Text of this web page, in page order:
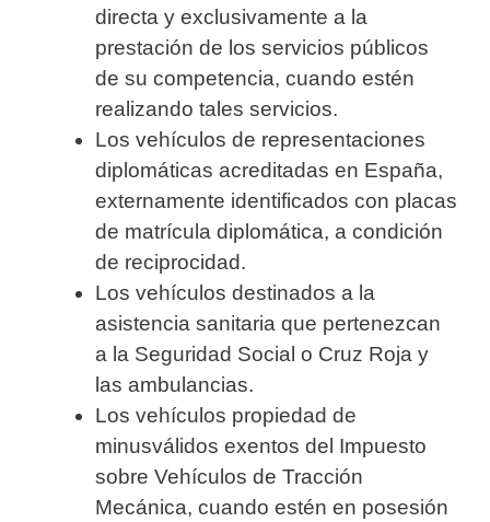
directa y exclusivamente a la
prestación de los servicios públicos
de su competencia, cuando estén
realizando tales servicios.
Los vehículos de representaciones
diplomáticas acreditadas en España,
externamente identificados con placas
de matrícula diplomática, a condición
de reciprocidad.
Los vehículos destinados a la
asistencia sanitaria que pertenezcan
a la Seguridad Social o Cruz Roja y
las ambulancias.
Los vehículos propiedad de
minusválidos exentos del Impuesto
sobre Vehículos de Tracción
Mecánica, cuando estén en posesión